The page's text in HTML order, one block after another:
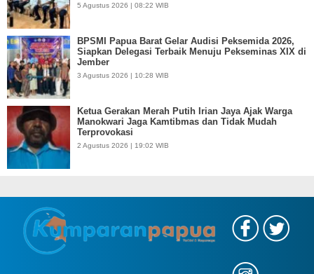
5 Agustus 2026 | 08:22 WIB
BPSMI Papua Barat Gelar Audisi Peksemida 2026,
Siapkan Delegasi Terbaik Menuju Pekseminas XIX di
Jember
3 Agustus 2026 | 10:28 WIB
Ketua Gerakan Merah Putih Irian Jaya Ajak Warga
Manokwari Jaga Kamtibmas dan Tidak Mudah
Terprovokasi
2 Agustus 2026 | 19:02 WIB